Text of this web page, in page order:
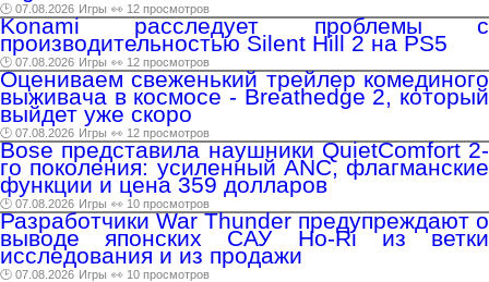
🕑 07.08.2026 Игры 👀 12 просмотров
Konami расследует проблемы с
производительностью Silent Hill 2 на PS5
🕑 07.08.2026 Игры 👀 12 просмотров
Оцениваем свеженький трейлер комединого
выживача в космосе - Breathedge 2, который
выйдет уже скоро
🕑 07.08.2026 Игры 👀 12 просмотров
Bose представила наушники QuietComfort 2-
го поколения: усиленный ANC, флагманские
функции и цена 359 долларов
🕑 07.08.2026 Игры 👀 10 просмотров
Разработчики War Thunder предупреждают о
выводе японских САУ Ho-Ri из ветки
исследования и из продажи
🕑 07.08.2026 Игры 👀 10 просмотров